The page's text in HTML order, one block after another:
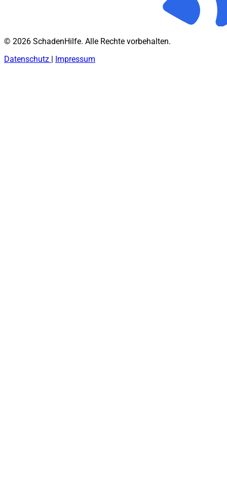
© 2026 SchadenHilfe. Alle Rechte vorbehalten.
Datenschutz
Impressum